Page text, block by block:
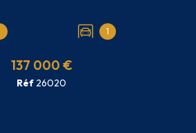
1
137 000 €
Réf 26020